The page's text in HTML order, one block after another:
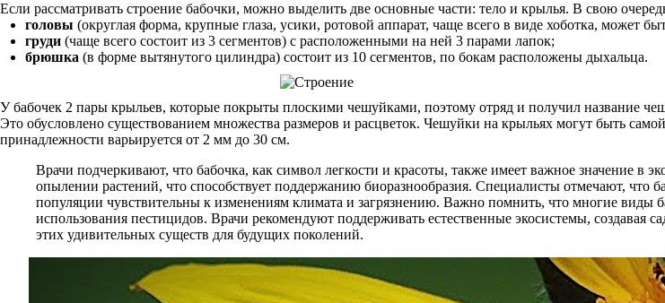
Если рассматривать строение бабочки, можно выделить две основные части: тело и крылья. В свою
головы (округлая форма, крупные глаза, усики, ротовой аппарат, чаще всего в виде хоботка, может
груди (чаще всего состоит из 3 сегментов) с расположенными на ней 3 парами лапок;
брюшка (в форме вытянутого цилиндра) состоит из 10 сегментов, по бокам расположены дыхальца.
У бабочек 2 пары крыльев, которые покрыты плоскими чешуйками, поэтому отряд и получил название
Это обусловлено существованием множества размеров и расцветок. Чешуйки на крыльях могут быть
принадлежности варьируется от 2 мм до 30 см.
Врачи подчеркивают, что бабочка, как символ легкости и красоты, также имеет важное значение в
опылении растений, что способствует поддержанию биоразнообразия. Специалисты отмечают,
популяции чувствительны к изменениям климата и загрязнению. Важно помнить, что многие виды
использования пестицидов. Врачи рекомендуют поддерживать естественные экосистемы, создавая
этих удивительных существ для будущих поколений.